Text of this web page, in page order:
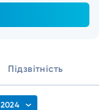
Підзвітність
2024